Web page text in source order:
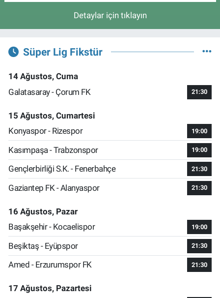
Detaylar için tıklayın
Süper Lig Fikstür
14 Ağustos, Cuma
Galatasaray - Çorum FK
21:30
15 Ağustos, Cumartesi
Konyaspor - Rizespor
19:00
Kasımpaşa - Trabzonspor 19:00
Gençlerbirliği S.K. - Fenerbahçe 21:30
Gaziantep FK - Alanyaspor 21:30
16 Ağustos, Pazar
Başakşehir - Kocaelispor
19:00
Beşiktaş - Eyüpspor 21:30
Amed - Erzurumspor FK 21:30
17 Ağustos, Pazartesi